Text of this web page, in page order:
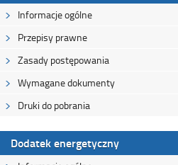
Informacje ogólne
Przepisy prawne
Zasady postępowania
Wymagane dokumenty
Druki do pobrania
Dodatek energetyczny